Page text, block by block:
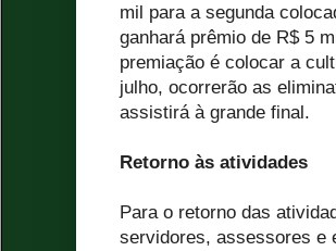
mil para a segunda
ganhará prêmio de R$ 5
premiação é colocar a
julho, ocorrerão as
assistirá à grande final.
Retorno às atividades
Para o retorno das
servidores, assessores e